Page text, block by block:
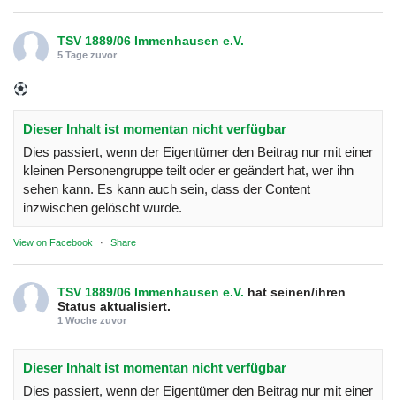
TSV 1889/06 Immenhausen e.V.
5 Tage zuvor
Dieser Inhalt ist momentan nicht verfügbar
Dies passiert, wenn der Eigentümer den Beitrag nur mit einer
kleinen Personengruppe teilt oder er geändert hat, wer ihn
sehen kann. Es kann auch sein, dass der Content
inzwischen gelöscht wurde.
View on Facebook · Share
TSV 1889/06 Immenhausen e.V. hat seinen/ihren
Status aktualisiert.
1 Woche zuvor
Dieser Inhalt ist momentan nicht verfügbar
Dies passiert, wenn der Eigentümer den Beitrag nur mit einer